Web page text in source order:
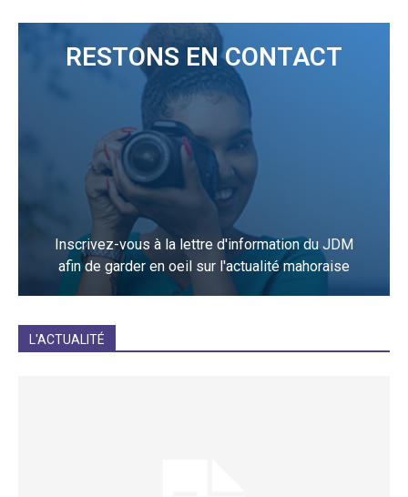
RESTONS EN CONTACT
Inscrivez-vous à la lettre d'information du JDM
afin de garder en oeil sur l'actualité mahoraise
L'ACTUALITÉ